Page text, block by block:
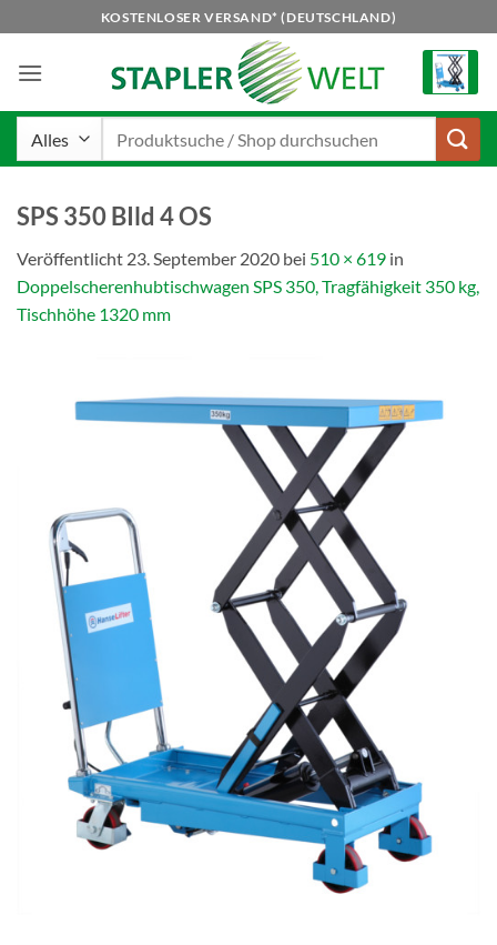
Inhalt
springen
KOSTENLOSER VERSAND* (DEUTSCHLAND)
SPS 350 BIld 4 OS
Veröffentlicht 23. September 2020 bei 510 × 619 in
Doppelscherenhubtischwagen SPS 350, Tragfähigkeit 350 kg,
Tischhöhe 1320 mm